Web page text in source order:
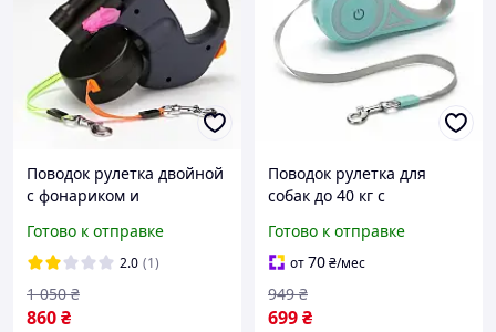
Поводок рулетка двойной
с фонариком и
3 м метра до 30 кг
Готово к отправке
2.0 (1)
860₴
1 050 ₴
Поводок рулетка для
собак до 40 кг с
5 метров бирюзовый
Готово к отправке
от70₴/мес
699₴
949 ₴